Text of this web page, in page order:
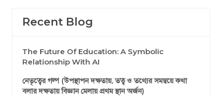
Recent Blog
The Future Of Education: A Symbolic
Relationship With AI
নেতৃত্বের গল্প (উপস্থাপন দক্ষতায়, তত্ব ও তথ্যের সমন্বয়ে কথা
বলার দক্ষতায় বিজ্ঞান মেলায় প্রথম স্থান অর্জন)